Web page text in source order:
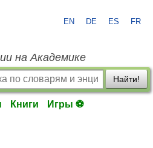
EN DE ES FR
на Академике
Найти!
Книги Игры ⚽